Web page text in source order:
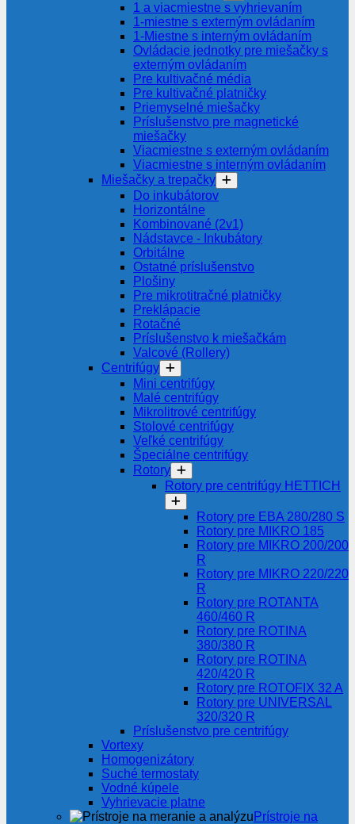
1 a viacmiestne s vyhrievaním
1-miestne s externým ovládaním
1-Miestne s interným ovládaním
Ovládacie jednotky pre miešačky s
externým ovládaním
Pre kultivačné média
Pre kultivačné platničky
Priemyselné miešačky
Príslušenstvo pre magnetické
miešačky
Viacmiestne s externým ovládaním
Viacmiestne s interným ovládaním
Miešačky a trepačky
Do inkubátorov
Horizontálne
Kombinované (2v1)
Nádstavce - Inkubátory
Orbitálne
Ostatné príslušenstvo
Plošiny
Pre mikrotitračné platničky
Preklápacie
Rotačné
Príslušenstvo k miešačkám
Valcové (Rollery)
Centrifúgy
Mini centrifúgy
Malé centrifúgy
Mikrolitrové centrifúgy
Stolové centrifúgy
Veľké centrifúgy
Špeciálne centrifúgy
Rotory
Rotory pre centrifúgy HETTICH
Rotory pre EBA 280/280 S
Rotory pre MIKRO 185
Rotory pre MIKRO 200/200
R
Rotory pre MIKRO 220/220
R
Rotory pre ROTANTA
460/460 R
Rotory pre ROTINA
380/380 R
Rotory pre ROTINA
420/420 R
Rotory pre ROTOFIX 32 A
Rotory pre UNIVERSAL
320/320 R
Príslušenstvo pre centrifúgy
Vortexy
Homogenizátory
Suché termostaty
Vodné kúpele
Vyhrievacie platne
Prístroje na